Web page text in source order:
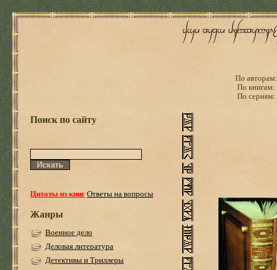
По авторам:
По книгам:
По сериям:
Поиск по сайту
Цитаты из книгОтветы на вопросы
Жанры
Военное дело
Деловая литература
Детективы и Триллеры